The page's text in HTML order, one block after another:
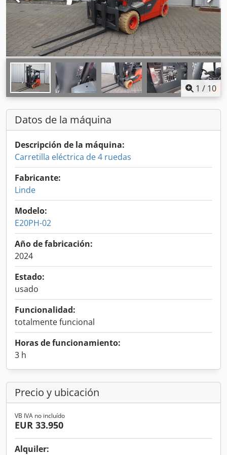
1 / 10
Datos de la máquina
Descripción de la máquina:
Carretilla eléctrica de 4 ruedas
Fabricante:
Linde
Modelo:
E20PH-02
Año de fabricación:
2024
Estado:
usado
Funcionalidad:
totalmente funcional
Horas de funcionamiento:
3 h
Precio y ubicación
VB IVA no incluído
EUR 33.950
Alquiler: